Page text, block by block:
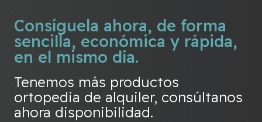
Consíguela ahora, de forma
sencilla, económica y rápida,
en el mismo día.
Tenemos más productos
ortopedia de alquiler, consúltanos
ahora disponibilidad.